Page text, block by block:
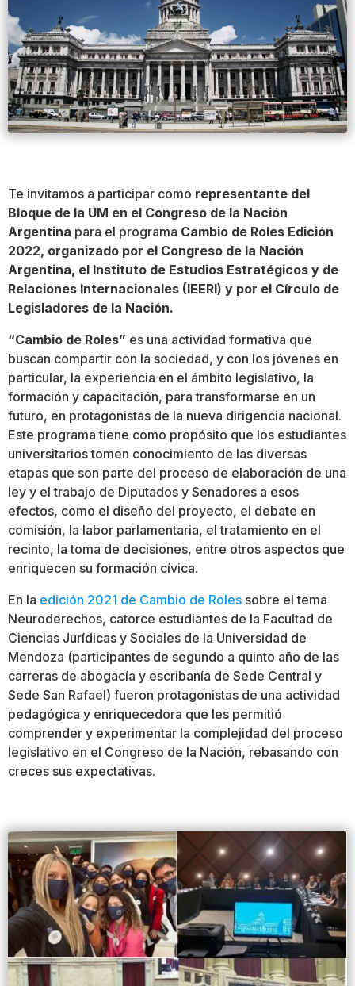
Te invitamos a participar como representante del
Bloque de la UM en el Congreso de la Nación
Argentina para el programa Cambio de Roles Edición
2022, organizado por el Congreso de la Nación
Argentina, el Instituto de Estudios Estratégicos y de
Relaciones Internacionales (IEERI) y por el Círculo de
Legisladores de la Nación.
“Cambio de Roles” es una actividad formativa que
buscan compartir con la sociedad, y con los jóvenes en
particular, la experiencia en el ámbito legislativo, la
formación y capacitación, para transformarse en un
futuro, en protagonistas de la nueva dirigencia nacional.
Este programa tiene como propósito que los estudiantes
universitarios tomen conocimiento de las diversas
etapas que son parte del proceso de elaboración de una
ley y el trabajo de Diputados y Senadores a esos
efectos, como el diseño del proyecto, el debate en
comisión, la labor parlamentaria, el tratamiento en el
recinto, la toma de decisiones, entre otros aspectos que
enriquecen su formación cívica.
En la edición 2021 de Cambio de Roles sobre el tema
Neuroderechos, catorce estudiantes de la Facultad de
Ciencias Jurídicas y Sociales de la Universidad de
Mendoza (participantes de segundo a quinto año de las
carreras de abogacía y escribanía de Sede Central y
Sede San Rafael) fueron protagonistas de una actividad
pedagógica y enriquecedora que les permitió
comprender y experimentar la complejidad del proceso
legislativo en el Congreso de la Nación, rebasando con
creces sus expectativas.